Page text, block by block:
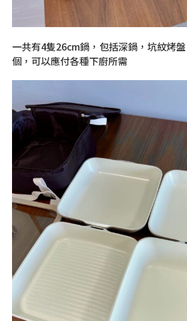
一共有4隻26cm鍋，包括深鍋，坑紋烤
個，可以應付各種下廚所需